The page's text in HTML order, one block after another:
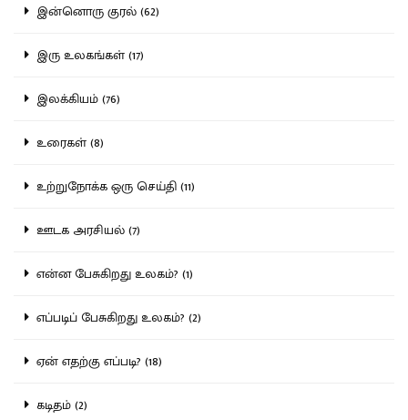
இன்னொரு குரல் (62)
இரு உலகங்கள் (17)
இலக்கியம் (76)
உரைகள் (8)
உற்றுநோக்க ஒரு செய்தி (11)
ஊடக அரசியல் (7)
என்ன பேசுகிறது உலகம்? (1)
எப்படிப் பேசுகிறது உலகம்? (2)
ஏன் எதற்கு எப்படி? (18)
கடிதம் (2)